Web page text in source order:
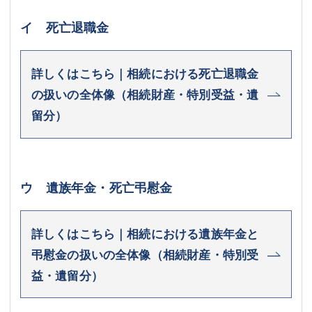
イ 死亡退職金
詳しくはこちら｜相続における死亡退職金
の扱いの全体像（相続財産・特別受益・遺
留分）
ウ 遺族年金・死亡弔慰金
詳しくはこちら｜相続における遺族年金と
弔慰金の扱いの全体像（相続財産・特別受
益・遺留分）